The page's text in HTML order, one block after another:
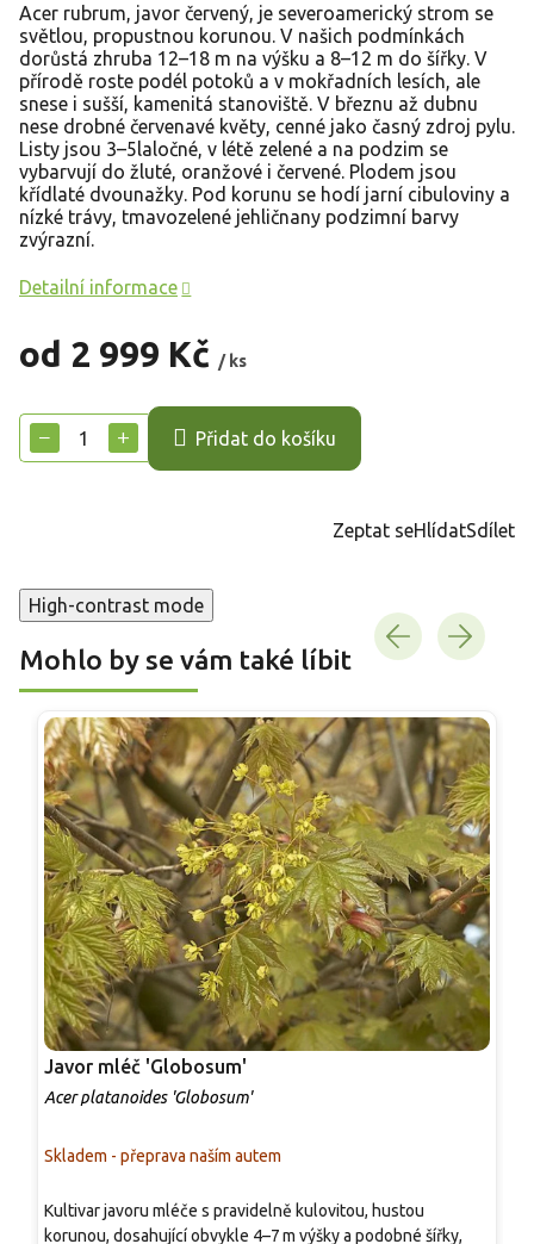
od 2 999 Kč / ks
cena:
+
− Přidat do košíku
Acer rubrum, javor červený, je severoamerický strom se
světlou, propustnou korunou. V našich podmínkách
dorůstá zhruba 12–18 m na výšku a 8–12 m do šířky. V
přírodě roste podél potoků a v mokřadních lesích, ale
snese i sušší, kamenitá stanoviště. V březnu až dubnu
nese drobné červenavé květy, cenné jako časný zdroj pylu.
Listy jsou 3–5laločné, v létě zelené a na podzim se
vybarvují do žluté, oranžové i červené. Plodem jsou
křídlaté dvounažky. Pod korunu se hodí jarní cibuloviny a
nízké trávy, tmavozelené jehličnany podzimní barvy
zvýrazní.
Detailní informace
Zeptat seHlídatSdílet
High-contrast mode
Mohlo by se vám také líbit
Javor mléč 'Globosum'
Acer platanoides 'Globosum'
Skladem - přeprava naším autem
Kultivar javoru mléče s pravidelně kulovitou, hustou
korunou, dosahující obvykle 4–7 m výšky a podobné šířky,